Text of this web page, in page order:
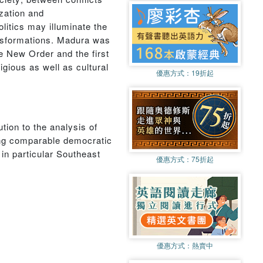
and
may illuminate the
Madura was
New Order and the first
as well as cultural
to the analysis of
comparable democratic
particular Southeast
優惠方式： 19折起
優惠方式： 75折起
優惠方式： 熱賣中